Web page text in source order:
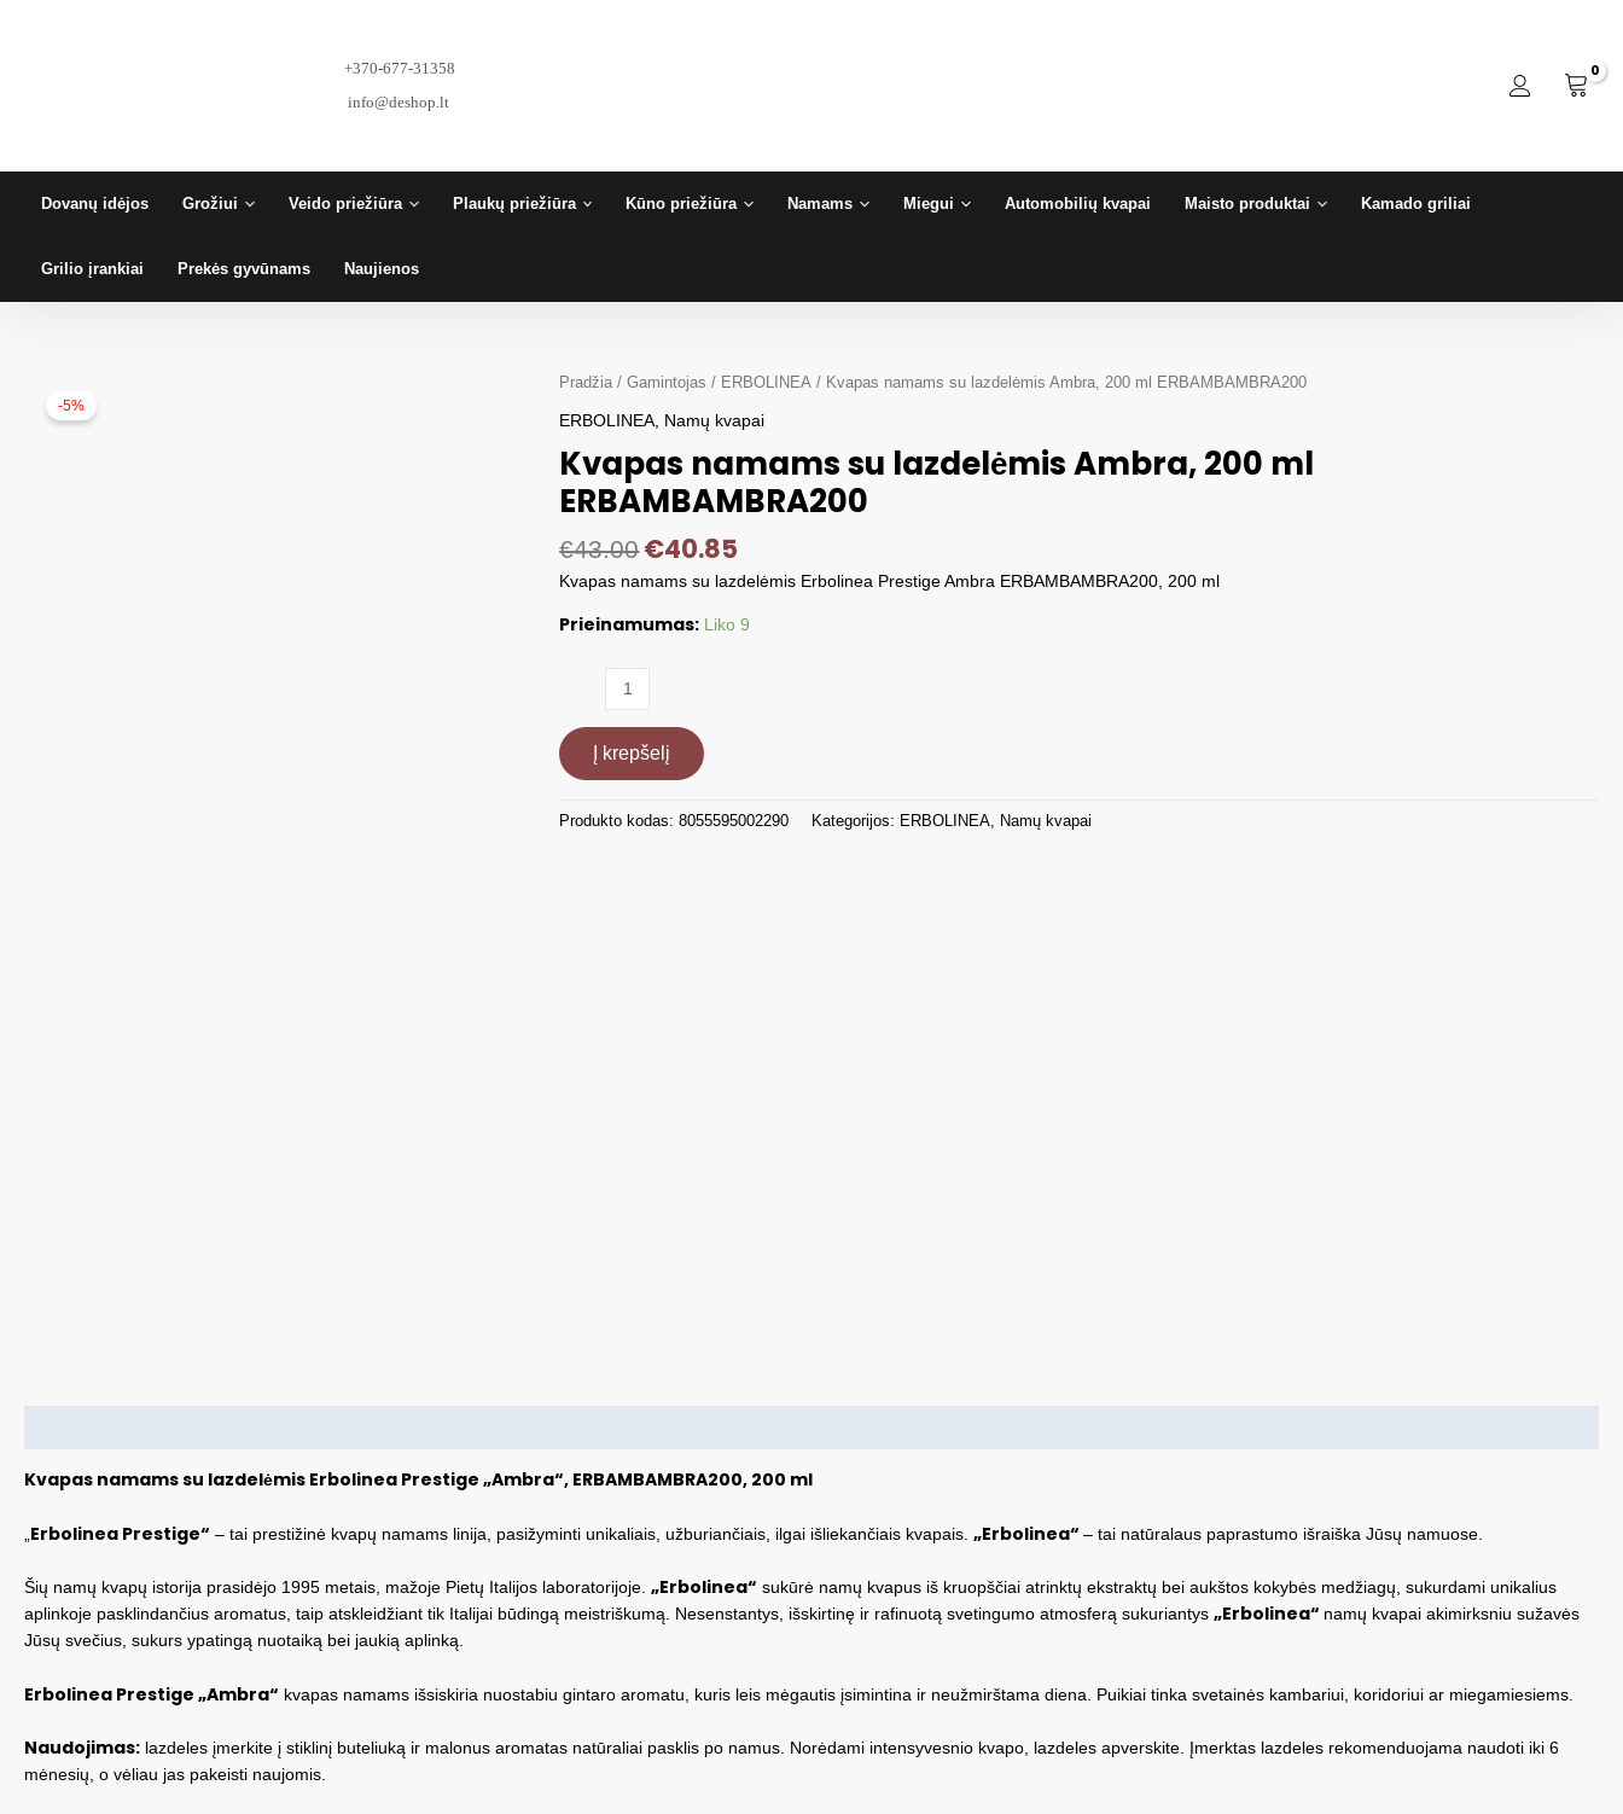
+370-677-31358
info@deshop.lt
Dovanų idėjos Grožiui Veido priežiūra Plaukų priežiūra Kūno priežiūra Namams Miegui Automobilių kvapai Maisto produktai Kamado griliai
Grilio įrankiai Prekės gyvūnams Naujienos
-5%
Pradžia /Gamintojas / ERBOLINEA / Kvapas namams su lazdelėmis Ambra, 200 ml ERBAMBAMBRA200
ERBOLINEA Namų kvapai
Kvapas namams su lazdelėmis Ambra, 200 ml
ERBAMBAMBRA200
€43.00 €40.85
Kvapas namams su lazdelėmis Erbolinea Prestige Ambra ERBAMBAMBRA200, 200 ml
Prieinamumas: Liko 9
produkto
Kvapas
namams
su
lazdelėmis
Į krepšelį
Produkto kodas:8055595002290 Kategorijos: ERBOLINEA, Namų kvapai
Kvapas namams su lazdelėmis Erbolinea Prestige „Ambra“, ERBAMBAMBRA200, 200 ml
Erbolinea Prestige“ – tai prestižinė kvapų namams linija, pasižyminti unikaliais, užburiančiais, ilgai išliekančiais kvapais. „Erbolinea“ – tai natūralaus paprastumo išraiška Jūsų namuose.
Šių namų kvapų istorija prasidėjo 1995 metais, mažoje Pietų Italijos laboratorijoje. „Erbolinea“ sukūrė namų kvapus iš kruopščiai atrinktų ekstraktų bei aukštos kokybės medžiagų, sukurdami unikalius
aplinkoje pasklindančius aromatus, taip atskleidžiant tik Italijai būdingą meistriškumą. Nesenstantys, išskirtinę ir rafinuotą svetingumo atmosferą sukuriantys „Erbolinea“ namų kvapai akimirksniu sužavės
Jūsų svečius, sukurs ypatingą nuotaiką bei jaukią aplinką.
Erbolinea Prestige „Ambra“ kvapas namams išsiskiria nuostabiu gintaro aromatu, kuris leis mėgautis įsimintina ir neužmirštama diena. Puikiai tinka svetainės kambariui, koridoriui ar miegamiesiems.
Naudojimas: lazdeles įmerkite į stiklinį buteliuką ir malonus aromatas natūraliai pasklis po namus. Norėdami intensyvesnio kvapo, lazdeles apverskite. Įmerktas lazdeles rekomenduojama naudoti iki 6
mėnesių, o vėliau jas pakeisti naujomis.